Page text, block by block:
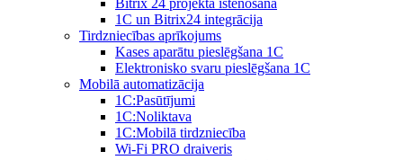
1C un Bitrix24 integrācija
Tirdzniecības aprīkojums
Kases aparātu pieslēgšana 1C
Elektronisko svaru pieslēgšana 1C
Mobilā automatizācija
1С:Pasūtījumi
1С:Noliktava
1С:Mobilā tirdzniecība
Wi-Fi PRO draiveris